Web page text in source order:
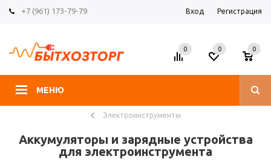
+7 (961) 173-79-79 Вход Регистрация
МЕНЮ
0 0 0
Электроинструменты
Аккумуляторы и зарядные устройства
для электроинструмента